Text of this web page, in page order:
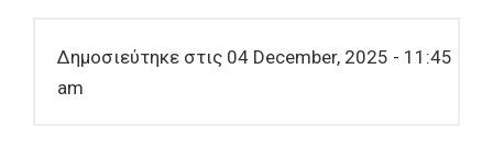
Δημοσιεύτηκε στις 04 December, 2025 - 11:45
am